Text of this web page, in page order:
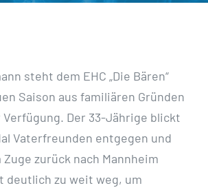
steht dem EHC „Die Bären“
Saison aus familiären Gründen
Der 33-Jährige blickt
Vaterfreunden entgegen und
zurück nach Mannheim
deutlich zu weit weg, um